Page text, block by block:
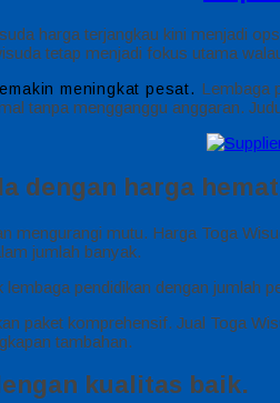
harga terjangkau kini menjadi
tetap menjadi fokus utama
meningkat pesat. Lembaga
tanpa mengganggu anggaran.
dengan harga
mengurangi mutu. Harga Toga
jumlah banyak.
pendidikan dengan jumlah
paket komprehensif. Jual Toga
tambahan.
kualitas baik.